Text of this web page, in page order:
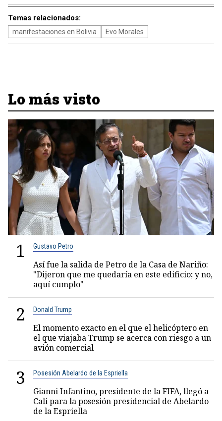
Temas relacionados:
manifestaciones en Bolivia Evo Morales
Lo más visto
1 Gustavo Petro
Así fue la salida de Petro de la Casa de Nariño:
"Dijeron que me quedaría en este edificio; y no,
aquí cumplo"
2 Donald Trump
El momento exacto en el que el helicóptero en
el que viajaba Trump se acerca con riesgo a un
avión comercial
3 Posesión Abelardo de la Espriella
Gianni Infantino, presidente de la FIFA, llegó a
Cali para la posesión presidencial de Abelardo
de la Espriella